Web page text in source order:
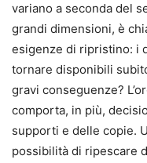
variano a seconda del
grandi dimensioni, è
esigenze di ripristino: i
tornare disponibili
gravi conseguenze?
comporta, in più,
supporti e delle copie.
possibilità di ripescare